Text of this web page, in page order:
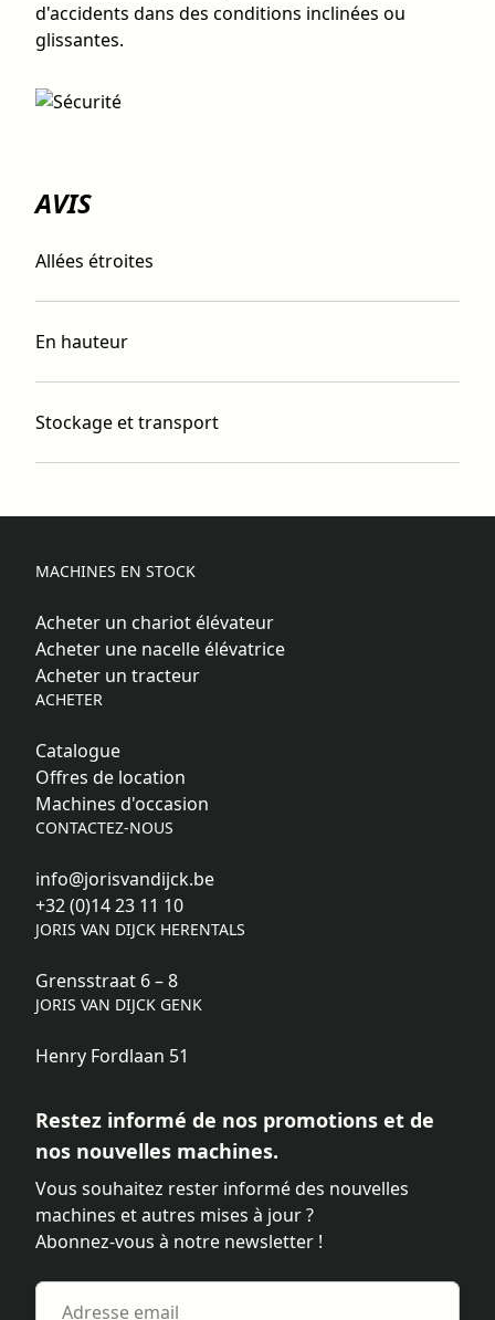
d'accidents dans des conditions inclinées ou
glissantes.
AVIS
Allées étroites
En hauteur
Stockage et transport
MACHINES EN STOCK
Acheter un chariot élévateur
Acheter une nacelle élévatrice
Acheter un tracteur
ACHETER
Catalogue
Offres de location
Machines d'occasion
CONTACTEZ-NOUS
info@jorisvandijck.be
+32 (0)14 23 11 10
JORIS VAN DIJCK HERENTALS
Grensstraat 6 – 8
JORIS VAN DIJCK GENK
Henry Fordlaan 51
Restez informé de nos promotions et de
nos nouvelles machines.
Vous souhaitez rester informé des nouvelles
machines et autres mises à jour ?
Abonnez-vous à notre newsletter !